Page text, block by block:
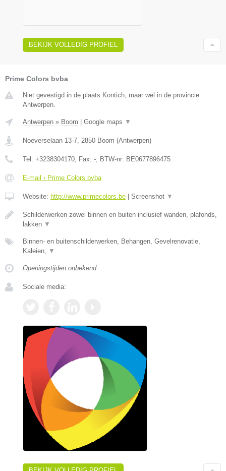
BEKIJK VOLLEDIG PROFIEL
Prime Colors bvba
Niet gevestigd in de plaats Kontich, maar wel in de provincie
Antwerpen.
Antwerpen » Boom Google maps ▼
Noeverselaan 13-7, 2850 Boom (Antwerpen)
Tel: +3238304170, Fax: -, BTW-nr: BE0677896475
E-mail › Prime Colors bvba
Website: http://www.primecolors.be Screenshot ▼
Schilderwerken zowel binnen en buiten inclusief wanden, plafonds,
lakken ▼
Binnen- en buitenschilderwerken, Behangen, Gevelrenovatie,
Kaleien, ▼
Openingstijden onbekend
Sociale media: